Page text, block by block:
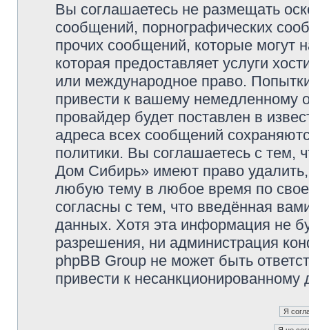
Вы соглашаетесь не размещать
сообщений, порнографических
прочих сообщений, которые могут
которая предоставляет услуги
или международное право.
привести к вашему немедленному
провайдер будет поставлен в
адреса всех сообщений
политики. Вы соглашаетесь с тем,
Дом Сибирь» имеют право удалить,
любую тему в любое время по
согласны с тем, что введённая
данных. Хотя эта информация не
разрешения, ни администрация
phpBB Group не может быть
привести к несанкционированному